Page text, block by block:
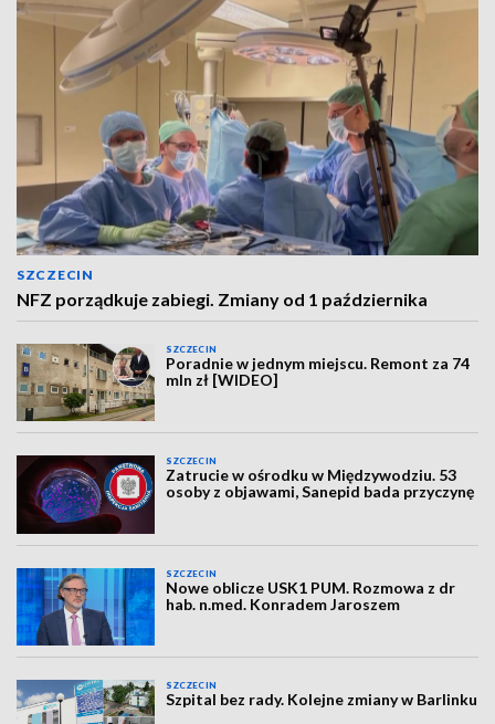
SZCZECIN
NFZ porządkuje zabiegi. Zmiany od 1 października
SZCZECIN
Poradnie w jednym miejscu. Remont za 74
mln zł [WIDEO]
SZCZECIN
Zatrucie w ośrodku w Międzywodziu. 53
osoby z objawami, Sanepid bada przyczynę
SZCZECIN
Nowe oblicze USK1 PUM. Rozmowa z dr
hab. n.med. Konradem Jaroszem
SZCZECIN
Szpital bez rady. Kolejne zmiany w Barlinku